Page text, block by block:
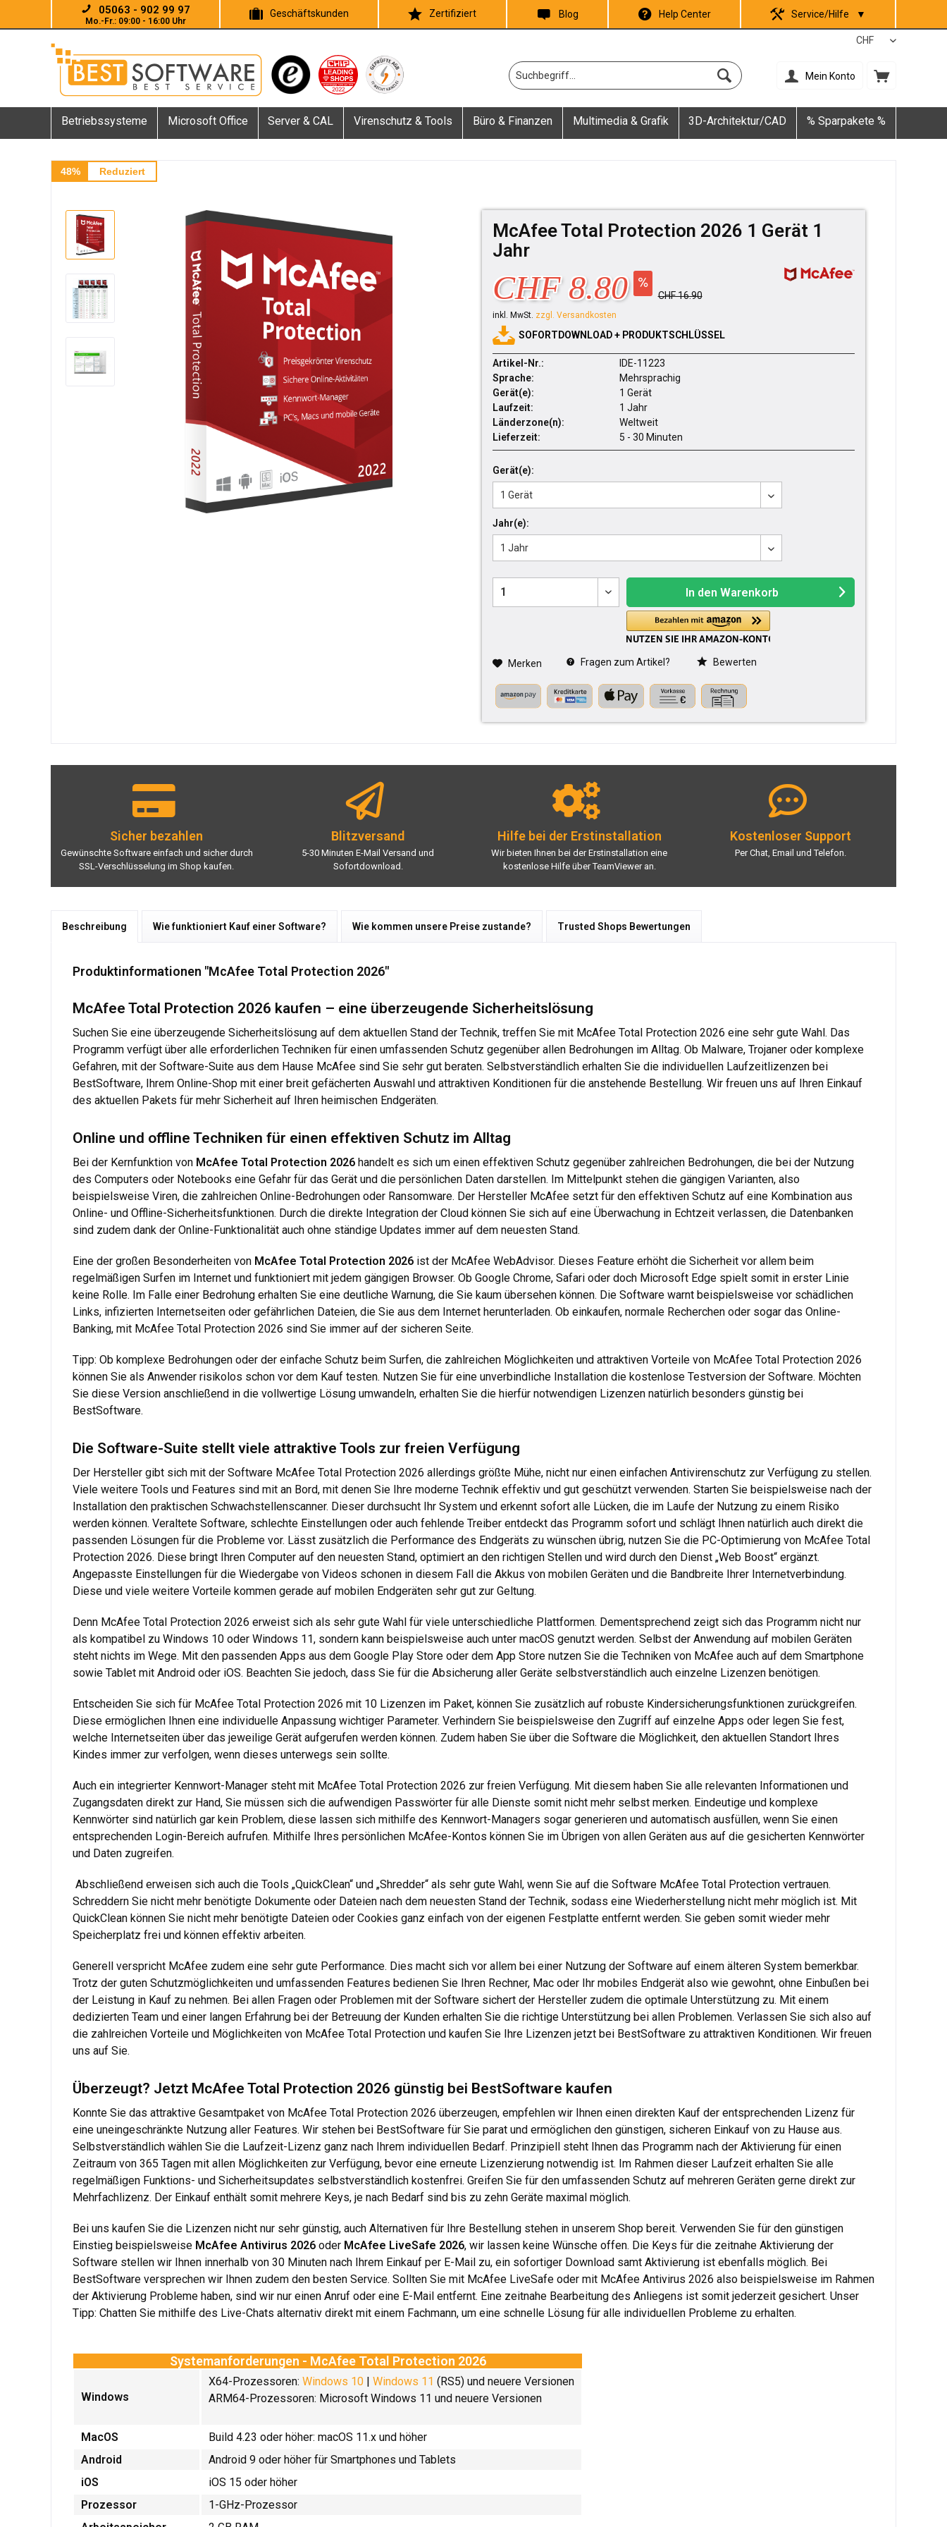
05063 - 902 99 97
Mo.-Fr.: 09:00 - 16:00 Uhr
Geschäftskunden Zertifiziert Blog Help Center Service/Hilfe ▼
Mein Konto
Betriebssysteme Microsoft Office Server & CAL Virenschutz & Tools Büro & Finanzen Multimedia & Grafik 3D-Architektur/CAD % Sparpakete %
48% Reduziert
McAfee Total Protection 2026 1 Gerät 1
Jahr
CHF 8.80 CHF 16.90
inkl. MwSt. zzgl. Versandkosten
SOFORTDOWNLOAD + PRODUKTSCHLÜSSEL
Artikel-Nr.:
IDE-11223
Sprache:
Mehrsprachig
Gerät(e):
1 Gerät
Laufzeit:
1 Jahr
Länderzone(n):
Weltweit
Lieferzeit:
5 - 30 Minuten
Gerät(e):
Jahr(e):
In den Warenkorb
Merken Fragen zum Artikel? Bewerten
Sicher bezahlen
Gewünschte Software einfach und sicher durch
SSL-Verschlüsselung im Shop kaufen.
Blitzversand
5-30 Minuten E-Mail Versand und
Sofortdownload.
Hilfe bei der Erstinstallation
Wir bieten Ihnen bei der Erstinstallation eine
kostenlose Hilfe über TeamViewer an.
Kostenloser Support
Per Chat, Email und Telefon.
Beschreibung Wie funktioniert Kauf einer Software? Wie kommen unsere Preise zustande? Trusted Shops Bewertungen
Produktinformationen "McAfee Total Protection 2026"
McAfee Total Protection 2026 kaufen – eine überzeugende Sicherheitslösung
Suchen Sie eine überzeugende Sicherheitslösung auf dem aktuellen Stand der Technik, treffen Sie mit McAfee Total Protection 2026 eine sehr gute Wahl. Das
Programm verfügt über alle erforderlichen Techniken für einen umfassenden Schutz gegenüber allen Bedrohungen im Alltag. Ob Malware, Trojaner oder komplexe
Gefahren, mit der Software-Suite aus dem Hause McAfee sind Sie sehr gut beraten. Selbstverständlich erhalten Sie die individuellen Laufzeitlizenzen bei
BestSoftware, Ihrem Online-Shop mit einer breit gefächerten Auswahl und attraktiven Konditionen für die anstehende Bestellung. Wir freuen uns auf Ihren Einkauf
des aktuellen Pakets für mehr Sicherheit auf Ihren heimischen Endgeräten.
Online und offline Techniken für einen effektiven Schutz im Alltag
Bei der Kernfunktion von McAfee Total Protection 2026 handelt es sich um einen effektiven Schutz gegenüber zahlreichen Bedrohungen, die bei der Nutzung
des Computers oder Notebooks eine Gefahr für das Gerät und die persönlichen Daten darstellen. Im Mittelpunkt stehen die gängigen Varianten, also
beispielsweise Viren, die zahlreichen Online-Bedrohungen oder Ransomware. Der Hersteller McAfee setzt für den effektiven Schutz auf eine Kombination aus
Online- und Offline-Sicherheitsfunktionen. Durch die direkte Integration der Cloud können Sie sich auf eine Überwachung in Echtzeit verlassen, die Datenbanken
sind zudem dank der Online-Funktionalität auch ohne ständige Updates immer auf dem neuesten Stand.
Eine der großen Besonderheiten von McAfee Total Protection 2026 ist der McAfee WebAdvisor. Dieses Feature erhöht die Sicherheit vor allem beim
regelmäßigen Surfen im Internet und funktioniert mit jedem gängigen Browser. Ob Google Chrome, Safari oder doch Microsoft Edge spielt somit in erster Linie
keine Rolle. Im Falle einer Bedrohung erhalten Sie eine deutliche Warnung, die Sie kaum übersehen können. Die Software warnt beispielsweise vor schädlichen
Links, infizierten Internetseiten oder gefährlichen Dateien, die Sie aus dem Internet herunterladen. Ob einkaufen, normale Recherchen oder sogar das Online-
Banking, mit McAfee Total Protection 2026 sind Sie immer auf der sicheren Seite.
Tipp: Ob komplexe Bedrohungen oder der einfache Schutz beim Surfen, die zahlreichen Möglichkeiten und attraktiven Vorteile von McAfee Total Protection 2026
können Sie als Anwender risikolos schon vor dem Kauf testen. Nutzen Sie für eine unverbindliche Installation die kostenlose Testversion der Software. Möchten
Sie diese Version anschließend in die vollwertige Lösung umwandeln, erhalten Sie die hierfür notwendigen Lizenzen natürlich besonders günstig bei
BestSoftware.
Die Software-Suite stellt viele attraktive Tools zur freien Verfügung
Der Hersteller gibt sich mit der Software McAfee Total Protection 2026 allerdings größte Mühe, nicht nur einen einfachen Antivirenschutz zur Verfügung zu stellen.
Viele weitere Tools und Features sind mit an Bord, mit denen Sie Ihre moderne Technik effektiv und gut geschützt verwenden. Starten Sie beispielsweise nach der
Installation den praktischen Schwachstellenscanner. Dieser durchsucht Ihr System und erkennt sofort alle Lücken, die im Laufe der Nutzung zu einem Risiko
werden können. Veraltete Software, schlechte Einstellungen oder auch fehlende Treiber entdeckt das Programm sofort und schlägt Ihnen natürlich auch direkt die
passenden Lösungen für die Probleme vor. Lässt zusätzlich die Performance des Endgeräts zu wünschen übrig, nutzen Sie die PC-Optimierung von McAfee Total
Protection 2026. Diese bringt Ihren Computer auf den neuesten Stand, optimiert an den richtigen Stellen und wird durch den Dienst „Web Boost“ ergänzt.
Angepasste Einstellungen für die Wiedergabe von Videos schonen in diesem Fall die Akkus von mobilen Geräten und die Bandbreite Ihrer Internetverbindung.
Diese und viele weitere Vorteile kommen gerade auf mobilen Endgeräten sehr gut zur Geltung.
Denn McAfee Total Protection 2026 erweist sich als sehr gute Wahl für viele unterschiedliche Plattformen. Dementsprechend zeigt sich das Programm nicht nur
als kompatibel zu Windows 10 oder Windows 11, sondern kann beispielsweise auch unter macOS genutzt werden. Selbst der Anwendung auf mobilen Geräten
steht nichts im Wege. Mit den passenden Apps aus dem Google Play Store oder dem App Store nutzen Sie die Techniken von McAfee auch auf dem Smartphone
sowie Tablet mit Android oder iOS. Beachten Sie jedoch, dass Sie für die Absicherung aller Geräte selbstverständlich auch einzelne Lizenzen benötigen.
Entscheiden Sie sich für McAfee Total Protection 2026 mit 10 Lizenzen im Paket, können Sie zusätzlich auf robuste Kindersicherungsfunktionen zurückgreifen.
Diese ermöglichen Ihnen eine individuelle Anpassung wichtiger Parameter. Verhindern Sie beispielsweise den Zugriff auf einzelne Apps oder legen Sie fest,
welche Internetseiten über das jeweilige Gerät aufgerufen werden können. Zudem haben Sie über die Software die Möglichkeit, den aktuellen Standort Ihres
Kindes immer zur verfolgen, wenn dieses unterwegs sein sollte.
Auch ein integrierter Kennwort-Manager steht mit McAfee Total Protection 2026 zur freien Verfügung. Mit diesem haben Sie alle relevanten Informationen und
Zugangsdaten direkt zur Hand, Sie müssen sich die aufwendigen Passwörter für alle Dienste somit nicht mehr selbst merken. Eindeutige und komplexe
Kennwörter sind natürlich gar kein Problem, diese lassen sich mithilfe des Kennwort-Managers sogar generieren und automatisch ausfüllen, wenn Sie einen
entsprechenden Login-Bereich aufrufen. Mithilfe Ihres persönlichen McAfee-Kontos können Sie im Übrigen von allen Geräten aus auf die gesicherten Kennwörter
und Daten zugreifen.
Abschließend erweisen sich auch die Tools „QuickClean“ und „Shredder“ als sehr gute Wahl, wenn Sie auf die Software McAfee Total Protection vertrauen.
Schreddern Sie nicht mehr benötigte Dokumente oder Dateien nach dem neuesten Stand der Technik, sodass eine Wiederherstellung nicht mehr möglich ist. Mit
QuickClean können Sie nicht mehr benötigte Dateien oder Cookies ganz einfach von der eigenen Festplatte entfernt werden. Sie geben somit wieder mehr
Speicherplatz frei und können effektiv arbeiten.
Generell verspricht McAfee zudem eine sehr gute Performance. Dies macht sich vor allem bei einer Nutzung der Software auf einem älteren System bemerkbar.
Trotz der guten Schutzmöglichkeiten und umfassenden Features bedienen Sie Ihren Rechner, Mac oder Ihr mobiles Endgerät also wie gewohnt, ohne Einbußen bei
der Leistung in Kauf zu nehmen. Bei allen Fragen oder Problemen mit der Software sichert der Hersteller zudem die optimale Unterstützung zu. Mit einem
dedizierten Team und einer langen Erfahrung bei der Betreuung der Kunden erhalten Sie die richtige Unterstützung bei allen Problemen. Verlassen Sie sich also auf
die zahlreichen Vorteile und Möglichkeiten von McAfee Total Protection und kaufen Sie Ihre Lizenzen jetzt bei BestSoftware zu attraktiven Konditionen. Wir freuen
uns auf Sie.
Überzeugt? Jetzt McAfee Total Protection 2026 günstig bei BestSoftware kaufen
Konnte Sie das attraktive Gesamtpaket von McAfee Total Protection 2026 überzeugen, empfehlen wir Ihnen einen direkten Kauf der entsprechenden Lizenz für
eine uneingeschränkte Nutzung aller Features. Wir stehen bei BestSoftware für Sie parat und ermöglichen den günstigen, sicheren Einkauf von zu Hause aus.
Selbstverständlich wählen Sie die Laufzeit-Lizenz ganz nach Ihrem individuellen Bedarf. Prinzipiell steht Ihnen das Programm nach der Aktivierung für einen
Zeitraum von 365 Tagen mit allen Möglichkeiten zur Verfügung, bevor eine erneute Lizenzierung notwendig ist. Im Rahmen dieser Laufzeit erhalten Sie alle
regelmäßigen Funktions- und Sicherheitsupdates selbstverständlich kostenfrei. Greifen Sie für den umfassenden Schutz auf mehreren Geräten gerne direkt zur
Mehrfachlizenz. Der Einkauf enthält somit mehrere Keys, je nach Bedarf sind bis zu zehn Geräte maximal möglich.
Bei uns kaufen Sie die Lizenzen nicht nur sehr günstig, auch Alternativen für Ihre Bestellung stehen in unserem Shop bereit. Verwenden Sie für den günstigen
Einstieg beispielsweise McAfee Antivirus 2026 oder McAfee LiveSafe 2026, wir lassen keine Wünsche offen. Die Keys für die zeitnahe Aktivierung der
Software stellen wir Ihnen innerhalb von 30 Minuten nach Ihrem Einkauf per E-Mail zu, ein sofortiger Download samt Aktivierung ist ebenfalls möglich. Bei
BestSoftware versprechen wir Ihnen zudem den besten Service. Sollten Sie mit McAfee LiveSafe oder mit McAfee Antivirus 2026 also beispielsweise im Rahmen
der Aktivierung Probleme haben, sind wir nur einen Anruf oder eine E-Mail entfernt. Eine zeitnahe Bearbeitung des Anliegens ist somit jederzeit gesichert. Unser
Tipp: Chatten Sie mithilfe des Live-Chats alternativ direkt mit einem Fachmann, um eine schnelle Lösung für alle individuellen Probleme zu erhalten.
Systemanforderungen - McAfee Total Protection 2026
Windows
X64-Prozessoren: Windows 10 | Windows 11 (RS5) und neuere Versionen
ARM64-Prozessoren: Microsoft Windows 11 und neuere Versionen​
MacOS
Build 4.23 oder höher: macOS 11.x und höher
Android
Android 9 oder höher für Smartphones und Tablets
iOS
iOS 15 oder höher
Prozessor
1-GHz-Prozessor